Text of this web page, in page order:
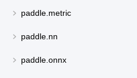
paddle.metric
paddle.nn
paddle.onnx